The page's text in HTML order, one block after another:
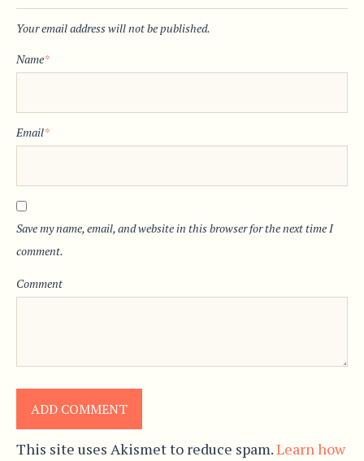
Your email address will not be published.
Name*
Email*
Save my name, email, and website in this browser for the next time I
comment.
Comment
This site uses Akismet to reduce spam.Learn how